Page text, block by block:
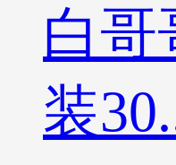
白哥
装